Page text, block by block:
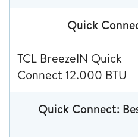
Quick
TCL BreezeIN Quick
Connect 12.000 BTU
Quick Connect: